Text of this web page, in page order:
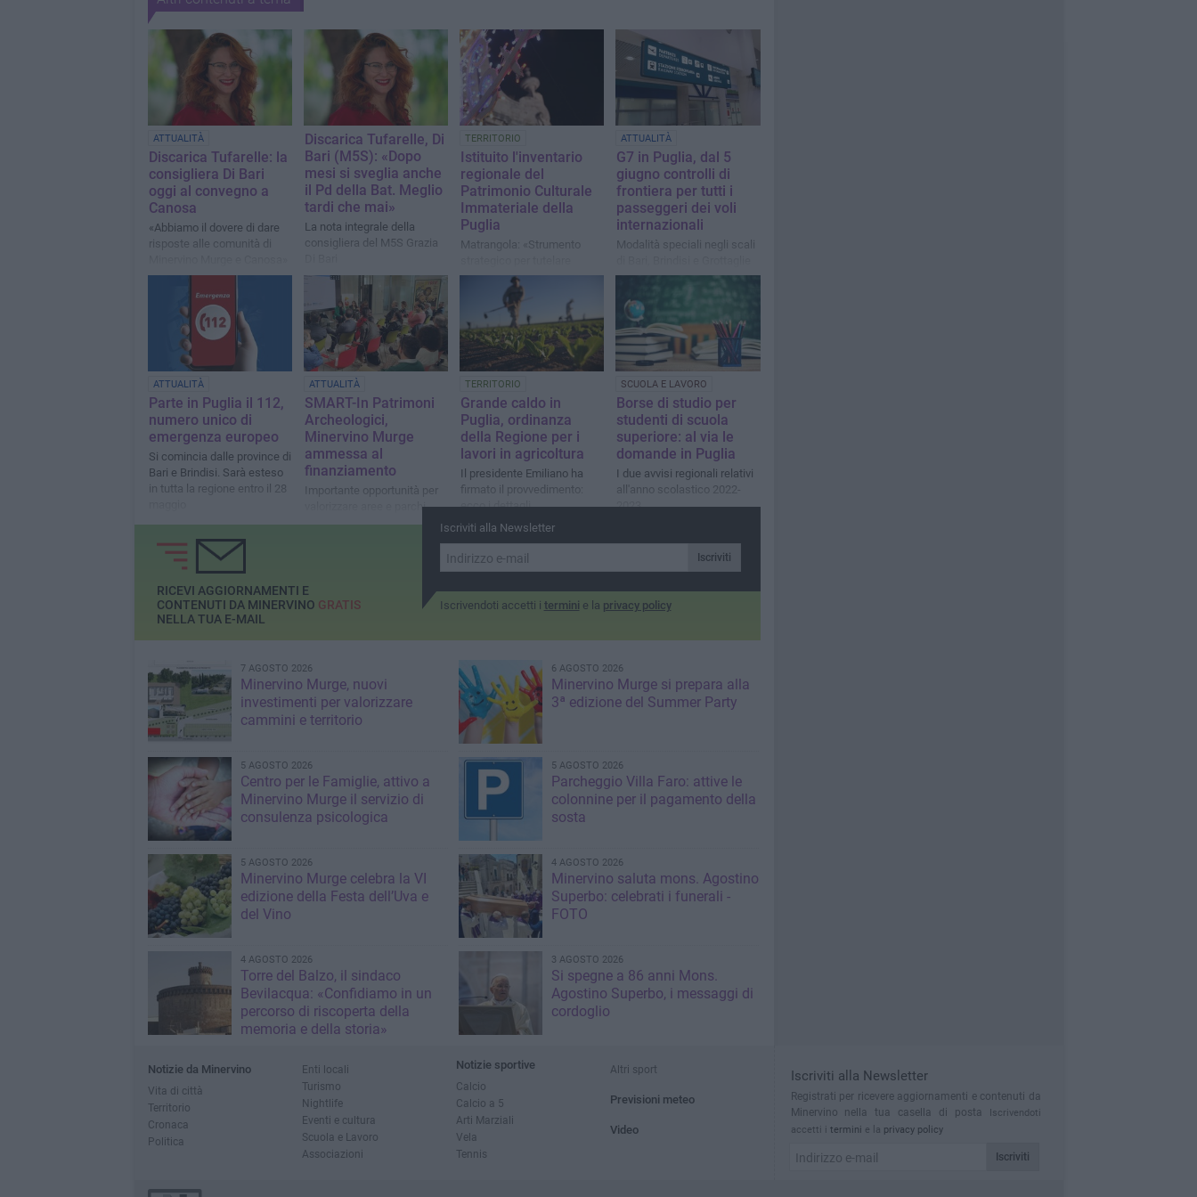
ATTUALITÀ
Discarica Tufarelle: la
consigliera Di Bari
oggi al convegno a
Canosa
«Abbiamo il dovere di dare
risposte alle comunità di
Discarica Tufarelle, Di
Bari (M5S): «Dopo
mesi si sveglia anche
il Pd della Bat. Meglio
tardi che mai»
La nota integrale della
consigliera del M5S Grazia
TERRITORIO
Istituito l'inventario
regionale del
Patrimonio Culturale
Immateriale della
Puglia
Matrangola: «Strumento
l'identità culturale pugliese»
ATTUALITÀ
G7 in Puglia, dal 5
giugno controlli di
frontiera per tutti i
passeggeri dei voli
internazionali
Modalità speciali negli scali
in occasione del vertice
ATTUALITÀ
Parte in Puglia il 112,
numero unico di
emergenza europeo
Si comincia dalle province di
Bari e Brindisi. Sarà esteso
in tutta la regione entro il 28
ATTUALITÀ
SMART-In Patrimoni
Archeologici,
Minervino Murge
ammessa al
finanziamento
Importante opportunità per
valorizzare aree e parchi
archeologici
TERRITORIO
Grande caldo in
Puglia, ordinanza
della Regione per i
lavori in agricoltura
Il presidente Emiliano ha
firmato il provvedimento:
ecco i dettagli
SCUOLA E LAVORO
Borse di studio per
studenti di scuola
superiore: al via le
domande in Puglia
I due avvisi regionali relativi
all'anno scolastico 2022-
2023
Iscriviti alla Newsletter
Iscriviti
Iscrivendoti accetti i termini e la privacy policy
RICEVI AGGIORNAMENTI E
CONTENUTI DA MINERVINO GRATIS
NELLA TUA E-MAIL
7 AGOSTO 2026
Minervino Murge, nuovi
investimenti per valorizzare
cammini e territorio
6 AGOSTO 2026
Minervino Murge si prepara alla
3ª edizione del Summer Party
5 AGOSTO 2026
Centro per le Famiglie, attivo a
Minervino Murge il servizio di
consulenza psicologica
5 AGOSTO 2026
Parcheggio Villa Faro: attive le
colonnine per il pagamento della
sosta
5 AGOSTO 2026
Minervino Murge celebra la VI
edizione della Festa dell’Uva e
del Vino
4 AGOSTO 2026
Minervino saluta mons. Agostino
Superbo: celebrati i funerali -
FOTO
4 AGOSTO 2026
Torre del Balzo, il sindaco
Bevilacqua: «Confidiamo in un
percorso di riscoperta della
memoria e della storia»
3 AGOSTO 2026
Si spegne a 86 anni Mons.
Agostino Superbo, i messaggi di
cordoglio
Notizie da Minervino
Vita di città
Territorio
Cronaca
Politica
Enti locali
Turismo
Nightlife
Eventi e cultura
Scuola e Lavoro
Associazioni
Notizie sportive
Calcio
Calcio a 5
Arti Marziali
Vela
Tennis
Altri sport
Previsioni meteo
Video
Iscriviti alla Newsletter
Registrati per ricevere aggiornamenti e contenuti da
Minervino nella tua casella di posta
Iscrivendoti
accetti i termini e la privacy policy
Iscriviti